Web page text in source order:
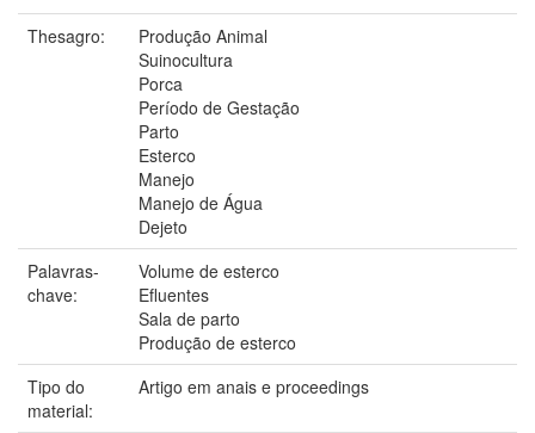
Thesagro:
Produção Animal
Suinocultura
Porca
Período de Gestação
Parto
Esterco
Manejo
Manejo de Água
Dejeto
Palavras-
chave:
Volume de esterco
Efluentes
Sala de parto
Produção de esterco
Tipo do
material:
Artigo em anais e proceedings